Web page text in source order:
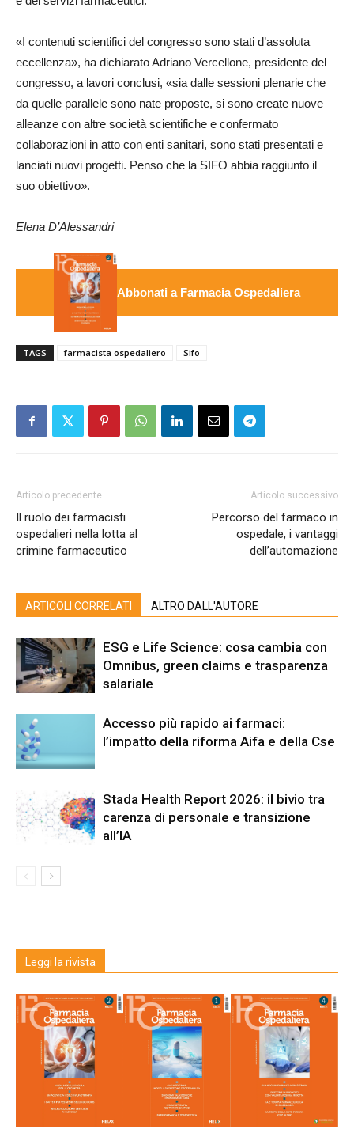
«I contenuti scientifici del congresso sono stati d’assoluta
eccellenza», ha dichiarato Adriano Vercellone, presidente del
congresso, a lavori conclusi, «sia dalle sessioni plenarie che
da quelle parallele sono nate proposte, si sono create nuove
alleanze con altre società scientifiche e confermato
collaborazioni in atto con enti sanitari, sono stati presentati e
lanciati nuovi progetti. Penso che la SIFO abbia raggiunto il
suo obiettivo».
Elena D’Alessandri
Abbonati a Farmacia Ospedaliera
TAGS farmacista ospedaliero Sifo
Articolo precedente
Il ruolo dei farmacisti
ospedalieri nella lotta al
crimine farmaceutico
Articolo successivo
Percorso del farmaco in
ospedale, i vantaggi
dell’automazione
ARTICOLI CORRELATI ALTRO DALL'AUTORE
ESG e Life Science: cosa cambia con
Omnibus, green claims e trasparenza
salariale
Accesso più rapido ai farmaci:
l’impatto della riforma Aifa e della Cse
Stada Health Report 2026: il bivio tra
carenza di personale e transizione
all’IA
Leggi la rivista